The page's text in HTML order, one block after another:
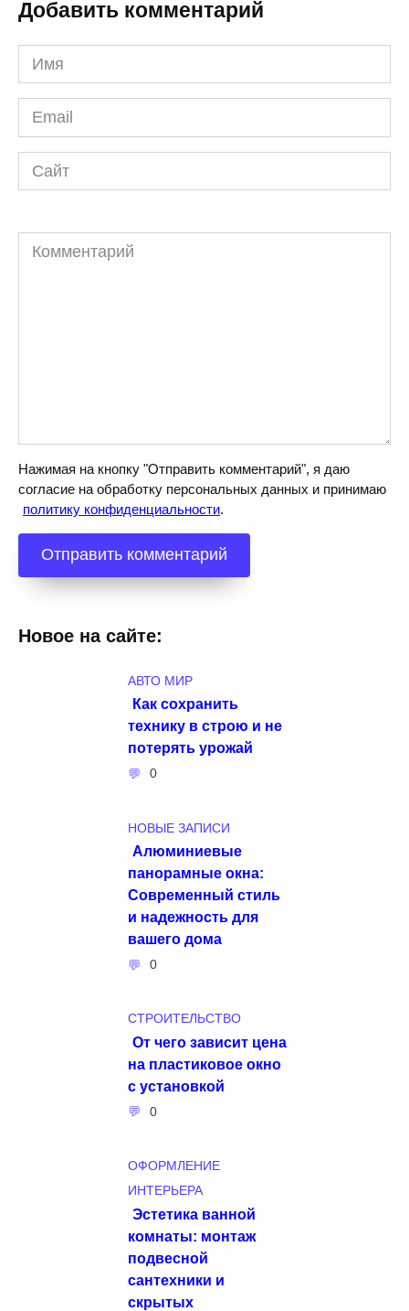
Добавить комментарий
Имя
*
Email
*
Сайт
Комментарий
Нажимая на кнопку "Отправить комментарий", я даю
согласие на обработку персональных данных и принимаю
политику конфиденциальности.
Новое на сайте:
АВТО МИР
Как сохранить
технику в строю и не
потерять урожай
0
НОВЫЕ ЗАПИСИ
Алюминиевые
панорамные окна:
Современный стиль
и надежность для
вашего дома
0
СТРОИТЕЛЬСТВО
От чего зависит цена
на пластиковое окно
с установкой
0
ОФОРМЛЕНИЕ
ИНТЕРЬЕРА
Эстетика ванной
комнаты: монтаж
подвесной
сантехники и
скрытых